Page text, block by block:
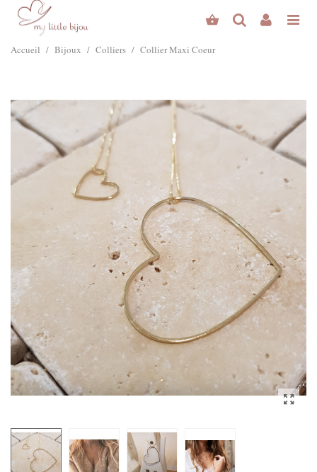
Accueil / Bijoux / Colliers / Collier Maxi Coeur